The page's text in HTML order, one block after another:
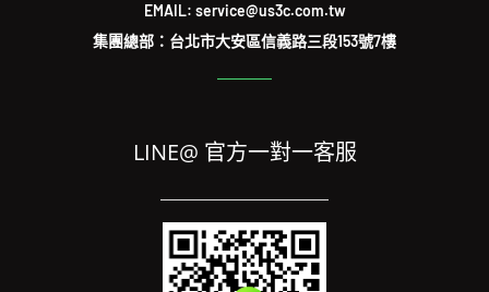
EMAIL: service@us3c.com.tw
集團總部：台北市大安區信義路三段153號7樓
LINE@ 官方一對一客服